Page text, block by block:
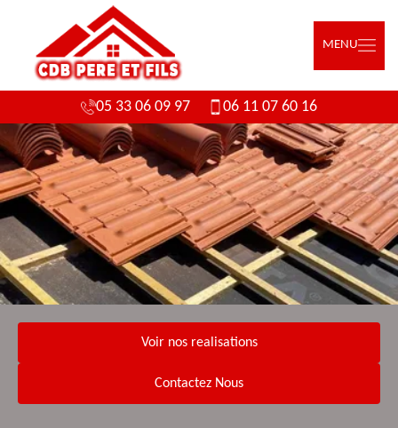
MENU
05 33 06 09 97 06 11 07 60 16
Voir nos realisations
Contactez Nous